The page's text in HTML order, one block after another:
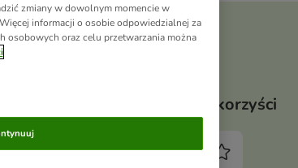
Twoje korzyści
zmiany w dowolnym momencie w
informacji o osobie odpowiedzialnej za
osobowych oraz celu przetwarzania można